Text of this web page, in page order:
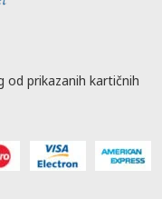
od prikazanih kartičnih